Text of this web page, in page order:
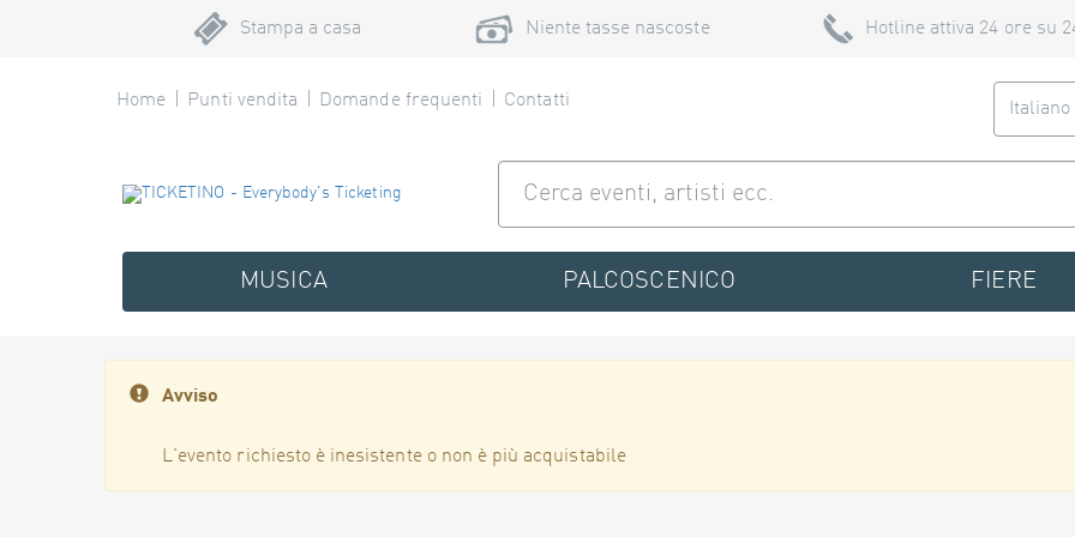
Stampa a casa Niente tasse nascoste Hotline attiva 24 ore su
Home Punti vendita Domande frequenti Contatti Italiano
MUSICA PALCOSCENICO FIERE
Avviso
L'evento richiesto è inesistente o non è più acquistabile